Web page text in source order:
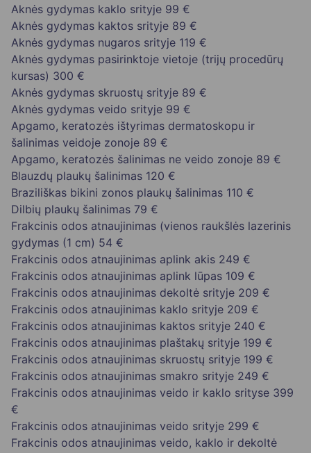
Aknės gydymas kaklo srityje 99 €
Aknės gydymas kaktos srityje 89 €
Aknės gydymas nugaros srityje 119 €
Aknės gydymas pasirinktoje vietoje (trijų procedūrų
kursas) 300 €
Aknės gydymas skruostų srityje 89 €
Aknės gydymas veido srityje 99 €
Apgamo, keratozės ištyrimas dermatoskopu ir
šalinimas veidoje zonoje 89 €
Apgamo, keratozės šalinimas ne veido zonoje 89 €
Blauzdų plaukų šalinimas 120 €
Braziliškas bikini zonos plaukų šalinimas 110 €
Dilbių plaukų šalinimas 79 €
Frakcinis odos atnaujinimas (vienos raukšlės lazerinis
gydymas (1 cm) 54 €
Frakcinis odos atnaujinimas aplink akis 249 €
Frakcinis odos atnaujinimas aplink lūpas 109 €
Frakcinis odos atnaujinimas dekoltė srityje 209 €
Frakcinis odos atnaujinimas kaklo srityje 209 €
Frakcinis odos atnaujinimas kaktos srityje 240 €
Frakcinis odos atnaujinimas plaštakų srityje 199 €
Frakcinis odos atnaujinimas skruostų srityje 199 €
Frakcinis odos atnaujinimas smakro srityje 249 €
Frakcinis odos atnaujinimas veido ir kaklo srityse 399
€
Frakcinis odos atnaujinimas veido srityje 299 €
Frakcinis odos atnaujinimas veido, kaklo ir dekoltė